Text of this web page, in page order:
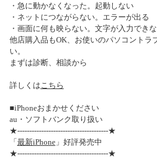
・急に動かなくなった。起動しない
・ネットにつながらない。エラーが出る
・画面に何も映らない。文字が入力でき
他店購入品もOK、お使いのパソコントラ
い。
まずは診断、相談から
詳しくはこちら
■iPhoneおまかせください
au・ソフトバンク取り扱い
★--------------------------------------★
「 最新iPhone」好評発売中
★--------------------------------------★